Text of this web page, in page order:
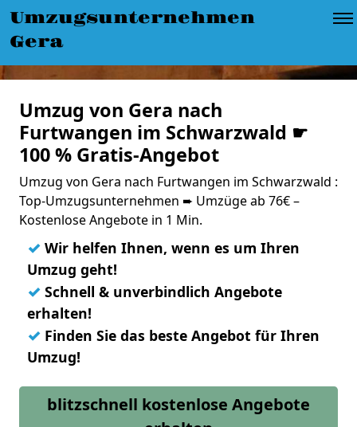
Umzugsunternehmen
Gera
Umzug von Gera nach
Furtwangen im Schwarzwald ☛
100 % Gratis-Angebot
Umzug von Gera nach Furtwangen im Schwarzwald :
Top-Umzugsunternehmen ➨ Umzüge ab 76€ –
Kostenlose Angebote in 1 Min.
✓ Wir helfen Ihnen, wenn es um Ihren
Umzug geht!
✓ Schnell & unverbindlich Angebote
erhalten!
✓ Finden Sie das beste Angebot für Ihren
Umzug!
blitzschnell kostenlose Angebote